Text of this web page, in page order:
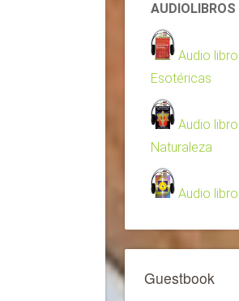
Audio
Esotéricas
Audio
Naturaleza
Audio
Guestbook